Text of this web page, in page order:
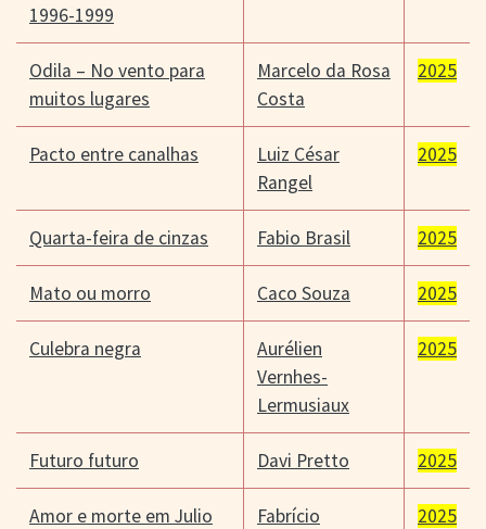
1996-1999
Odila – No vento para
muitos lugares
Marcelo da Rosa
Costa
2025
Pacto entre canalhas
Luiz César
Rangel
2025
Quarta-feira de cinzas Fabio Brasil 2025
Mato ou morro Caco Souza 2025
Culebra negra
Aurélien
Vernhes-
Lermusiaux
2025
Futuro futuro Davi Pretto 2025
Amor e morte em Julio
Fabrício
2025